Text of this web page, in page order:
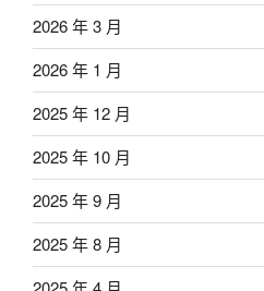
2026 年 3 月
2026 年 1 月
2025 年 12 月
2025 年 10 月
2025 年 9 月
2025 年 8 月